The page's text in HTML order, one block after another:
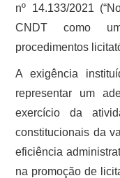
nº 14.133/2021
CNDT como
procedimentos
A exigência
representar um
exercício da
constitucionais da
eficiência
na promoção de